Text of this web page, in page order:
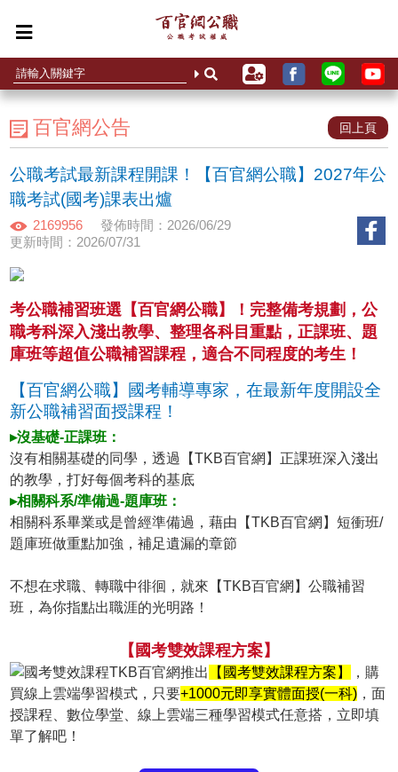
百官網公告 回上頁
公職考試最新課程開課！【百官網公職】2027年公
職考試(國考)課表出爐
2169956
發佈時間：2026/06/29
更新時間：2026/07/31
考公職補習班選【百官網公職】！完整備考規劃，公
職考科深入淺出教學、整理各科目重點，正課班、題
庫班等超值公職補習課程，適合不同程度的考生！
【百官網公職】國考輔導專家，在最新年度開設全
新公職補習面授課程！
▸沒基礎-正課班：
沒有相關基礎的同學，透過【TKB百官網】正課班深入淺出
的教學，打好每個考科的基底
▸相關科系/準備過-題庫班：
相關科系畢業或是曾經準備過，藉由【TKB百官網】短衝班/
題庫班做重點加強，補足遺漏的章節
不想在求職、轉職中徘徊，就來【TKB百官網】公職補習
班，為你指點出職涯的光明路！
【國考雙效課程方案】
TKB百官網推出 【國考雙效課程方案】
，購
買線上雲端學習模式，只要+1000元即享實體面授(一科) ，面
授課程、數位學堂、線上雲端三種學習模式任意搭，立即填
單了解吧！